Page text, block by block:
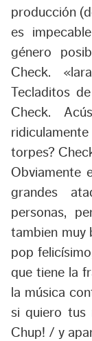
producción
es
género
Check.
Tecladitos
Check.
torpes?
Obviamente
grandes
personas,
tambien muy
pop
que tiene la
la música
si quiero tus
Chup! / y